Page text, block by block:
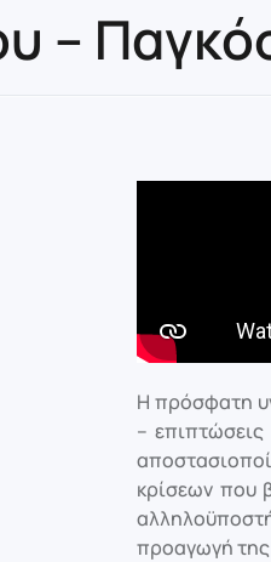
–
Η πρόσφατη
–
κρίσεων που
προαγωγή της